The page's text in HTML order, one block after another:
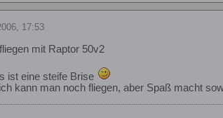
17:53
mit Raptor 50v2
ist eine steife Brise
kann man noch fliegen, aber Spaß macht